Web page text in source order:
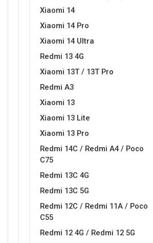
Xiaomi 14
Xiaomi 14 Pro
Xiaomi 14 Ultra
Redmi 13 4G
Xiaomi 13T / 13T Pro
Redmi A3
Xiaomi 13
Xiaomi 13 Lite
Xiaomi 13 Pro
Redmi 14C / Redmi A4 / Poco
C75
Redmi 13C 4G
Redmi 13C 5G
Redmi 12C / Redmi 11A / Poco
C55
Redmi 12 4G / Redmi 12 5G
Quotes Collection
Zodiac
Doodles